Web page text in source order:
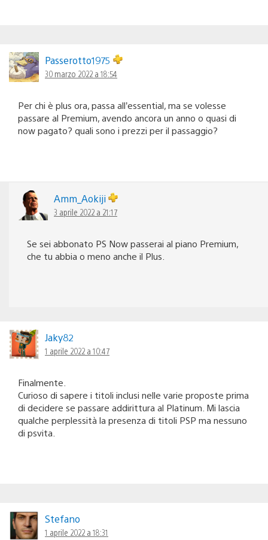
Passerotto1975
30 marzo 2022 a 18:54
Per chi è plus ora, passa all’essential, ma se volesse
passare al Premium, avendo ancora un anno o quasi di
now pagato? quali sono i prezzi per il passaggio?
Amm_Aokiji
3 aprile 2022 a 21:17
Se sei abbonato PS Now passerai al piano Premium,
che tu abbia o meno anche il Plus.
Jaky82
1 aprile 2022 a 10:47
Finalmente.
Curioso di sapere i titoli inclusi nelle varie proposte prima
di decidere se passare addirittura al Platinum. Mi lascia
qualche perplessità la presenza di titoli PSP ma nessuno
di psvita.
Stefano
1 aprile 2022 a 18:31